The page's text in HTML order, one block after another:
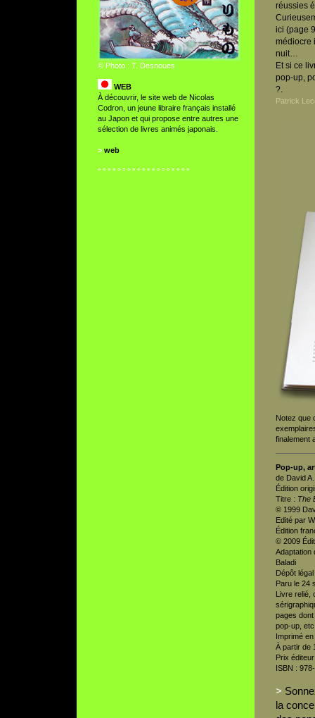
© Photo : T. Desnoues
WEB
À découvrir, le site web de Nicolas
Codron, un jeune libraire français installé
au Japon et qui propose entre autres une
sélection de livres animés japonais.
> web
° ° ° ° ° ° ° ° ° ° ° ° ° ° ° ° ° ° °
réussies
ici (page
médiocre
nuit…
Et si ce
pop-up,
?.
Patrick
Notez que
finalement
Pop-up,
de David
Édition
Titre : The
© 1999
Edité par
Édition
© 2009
Adaptation
Baladi
Dépôt
Paru le 24
Livre relié,
pages
pop-up,
Imprimé
À partir de
Prix
ISBN :
>
la